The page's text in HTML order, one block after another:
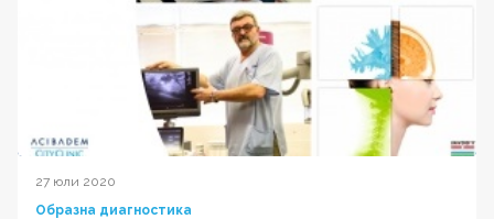
27 юли 2020
Образна диагностика